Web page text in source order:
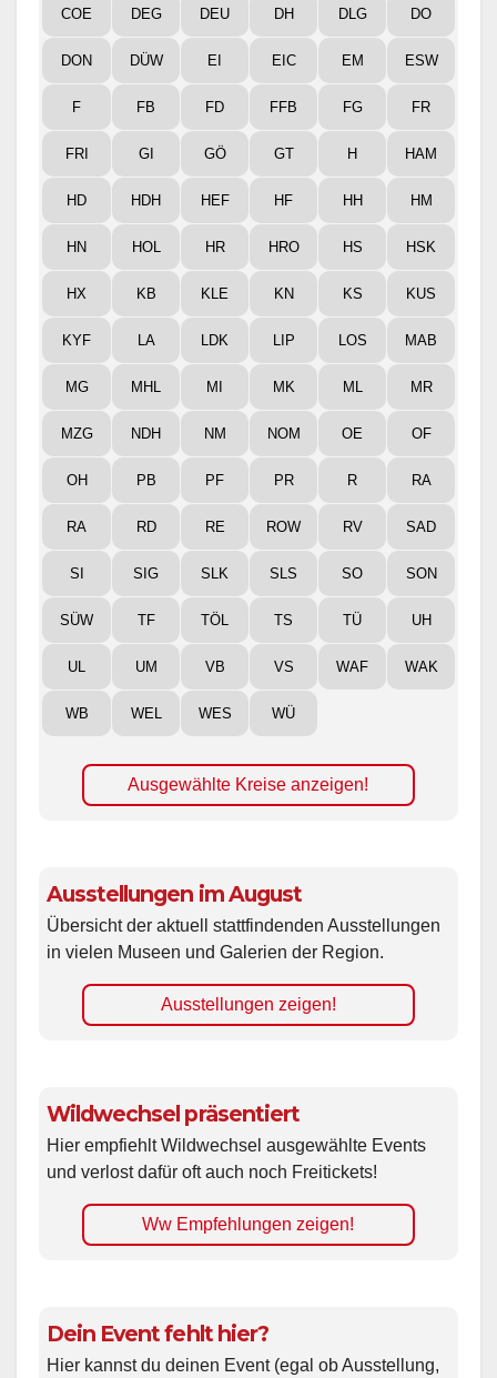
COE DEG DEU DH DLG DO
DON DÜW EI EIC EM ESW
F FB FD FFB FG FR
FRI GI GÖ GT H HAM
HD HDH HEF HF HH HM
HN HOL HR HRO HS HSK
HX KB KLE KN KS KUS
KYF LA LDK LIP LOS MAB
MG MHL MI MK ML MR
MZG NDH NM NOM OE OF
OH PB PF PR R RA
RA RD RE ROW RV SAD
SI SIG SLK SLS SO SON
SÜW TF TÖL TS TÜ UH
UL UM VB VS WAF WAK
WB WEL WES WÜ
Ausgewählte Kreise anzeigen!
Ausstellungen im August
Übersicht der aktuell stattfindenden Ausstellungen
in vielen Museen und Galerien der Region.
Ausstellungen zeigen!
Wildwechsel präsentiert
Hier empfiehlt Wildwechsel ausgewählte Events
und verlost dafür oft auch noch Freitickets!
Ww Empfehlungen zeigen!
Dein Event fehlt hier?
Hier kannst du deinen Event (egal ob Ausstellung,